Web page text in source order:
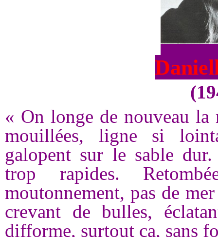
« On longe de nouveau la
mouillées, ligne si
galopent sur le sable
trop rapides.
moutonnement, pas de
crevant de bulles,
difforme, surtout ça, sans